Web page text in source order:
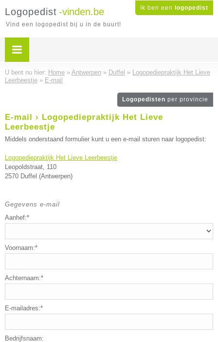
Ik ben een logopedist
Logopedist -vinden.be
Vind een logopedist bij u in de buurt!
U bent nu hier: Home » Antwerpen » Duffel » Logopediepraktijk Het Lieve
Leerbeestje » E-mail
Logopedisten per provincie
E-mail › Logopediepraktijk Het Lieve
Leerbeestje
Middels onderstaand formulier kunt u een e-mail sturen naar logopedist:
Logopediepraktijk Het Lieve Leerbeestje
Leopoldstraat, 110
2570 Duffel (Antwerpen)
Gegevens e-mail
Aanhef:*
Voornaam:*
Achternaam:*
E-mailadres:*
Bedrijfsnaam: